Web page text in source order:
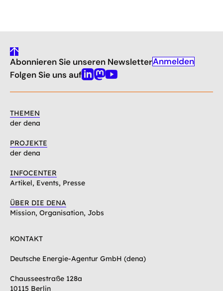
gehe
nach
oben
Abonnieren Sie unseren NewsletterAnmelden
Folgen Sie uns aufLinkedin
Mastodon
Youtube
THEMEN
der dena
PROJEKTE
der dena
INFOCENTER
Artikel, Events, Presse
ÜBER DIE DENA
Mission, Organisation, Jobs
KONTAKT
Deutsche Energie-Agentur GmbH (dena)
Chausseestraße 128a
10115 Berlin